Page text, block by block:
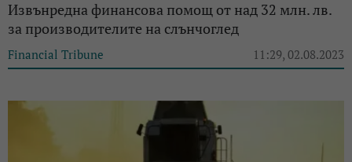
Извънредна финансова помощ от над 32 млн. лв.
за производителите на слънчоглед
Financial Tribune 11:29, 02.08.2023